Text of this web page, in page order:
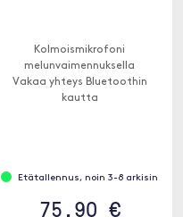
Kolmoismikrofoni
melunvaimennuksella
Vakaa yhteys Bluetoothin
kautta
Etätallennus, noin 3-8 arkisin
75.90 €